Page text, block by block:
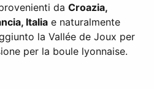
da Croazia,
Italia e naturalmente
la Vallée de Joux per
per la boule lyonnaise.